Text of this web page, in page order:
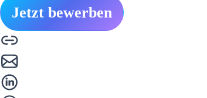
Jetzt bewerben